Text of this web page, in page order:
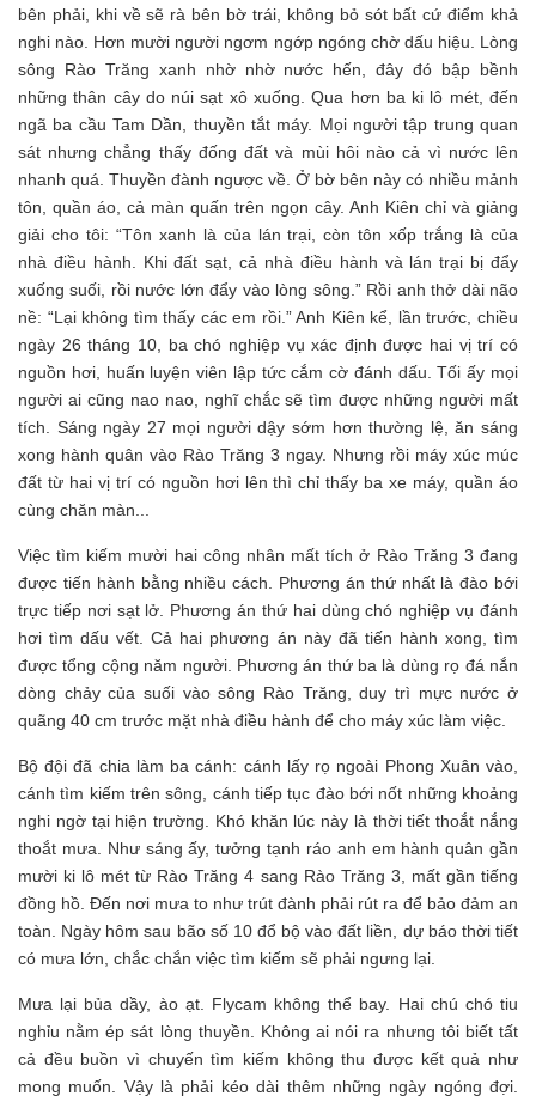
bên phải, khi về sẽ rà bên bờ trái, không bỏ sót bất cứ điểm khả
nghi nào. Hơn mười người ngơm ngớp ngóng chờ dấu hiệu. Lòng
sông Rào Trăng xanh nhờ nhờ nước hến, đây đó bập bềnh
những thân cây do núi sạt xô xuống. Qua hơn ba ki lô mét, đến
ngã ba cầu Tam Dần, thuyền tắt máy. Mọi người tập trung quan
sát nhưng chẳng thấy đống đất và mùi hôi nào cả vì nước lên
nhanh quá. Thuyền đành ngược về. Ở bờ bên này có nhiều mảnh
tôn, quần áo, cả màn quấn trên ngọn cây. Anh Kiên chỉ và giảng
giải cho tôi: “Tôn xanh là của lán trại, còn tôn xốp trắng là của
nhà điều hành. Khi đất sạt, cả nhà điều hành và lán trại bị đẩy
xuống suối, rồi nước lớn đẩy vào lòng sông.” Rồi anh thở dài não
nề: “Lại không tìm thấy các em rồi.” Anh Kiên kể, lần trước, chiều
ngày 26 tháng 10, ba chó nghiệp vụ xác định được hai vị trí có
nguồn hơi, huấn luyện viên lập tức cắm cờ đánh dấu. Tối ấy mọi
người ai cũng nao nao, nghĩ chắc sẽ tìm được những người mất
tích. Sáng ngày 27 mọi người dậy sớm hơn thường lệ, ăn sáng
xong hành quân vào Rào Trăng 3 ngay. Nhưng rồi máy xúc múc
đất từ hai vị trí có nguồn hơi lên thì chỉ thấy ba xe máy, quần áo
cùng chăn màn...
Việc tìm kiếm mười hai công nhân mất tích ở Rào Trăng 3 đang
được tiến hành bằng nhiều cách. Phương án thứ nhất là đào bới
trực tiếp nơi sạt lở. Phương án thứ hai dùng chó nghiệp vụ đánh
hơi tìm dấu vết. Cả hai phương án này đã tiến hành xong, tìm
được tổng cộng năm người. Phương án thứ ba là dùng rọ đá nắn
dòng chảy của suối vào sông Rào Trăng, duy trì mực nước ở
quãng 40 cm trước mặt nhà điều hành để cho máy xúc làm việc.
Bộ đội đã chia làm ba cánh: cánh lấy rọ ngoài Phong Xuân vào,
cánh tìm kiếm trên sông, cánh tiếp tục đào bới nốt những khoảng
nghi ngờ tại hiện trường. Khó khăn lúc này là thời tiết thoắt nắng
thoắt mưa. Như sáng ấy, tưởng tạnh ráo anh em hành quân gần
mười ki lô mét từ Rào Trăng 4 sang Rào Trăng 3, mất gần tiếng
đồng hồ. Đến nơi mưa to như trút đành phải rút ra để bảo đảm an
toàn. Ngày hôm sau bão số 10 đổ bộ vào đất liền, dự báo thời tiết
có mưa lớn, chắc chắn việc tìm kiếm sẽ phải ngưng lại.
Mưa lại bủa dầy, ào ạt. Flycam không thể bay. Hai chú chó tiu
nghỉu nằm ép sát lòng thuyền. Không ai nói ra nhưng tôi biết tất
cả đều buồn vì chuyến tìm kiếm không thu được kết quả như
mong muốn. Vậy là phải kéo dài thêm những ngày ngóng đợi.